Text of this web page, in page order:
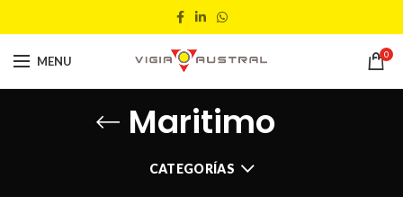
MENU 0
Maritimo
CATEGORÍAS